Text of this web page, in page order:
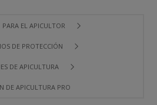
PARA EL APICULTOR
DE PROTECCIÓN
DE APICULTURA
DE APICULTURA PRO L ICKO